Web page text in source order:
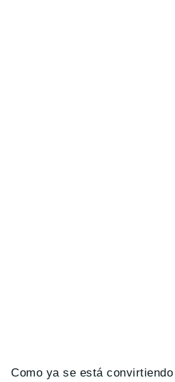
Como ya se está